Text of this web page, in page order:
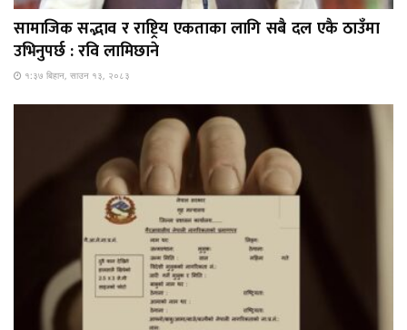
सामाजिक सद्भाव र राष्ट्रिय एकताका लागि सबै दल एकै ठाउँमा
उभिनुपर्छ : रवि लामिछाने
१:३७ बिहान, साउन १३, २०८३